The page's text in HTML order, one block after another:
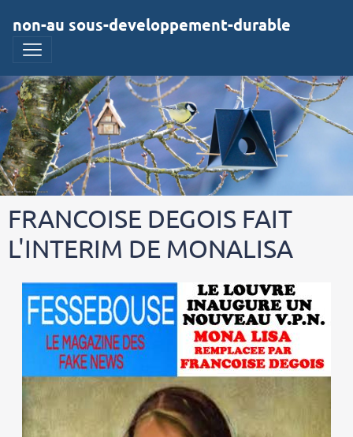
non-au sous-developpement-durable
FRANCOISE DEGOIS FAIT
L'INTERIM DE MONALISA